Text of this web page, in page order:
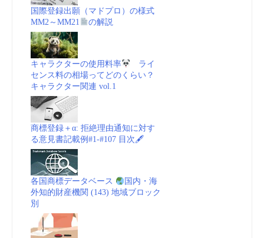
国際登録出願（マドプロ）の様式
MM2～MM21
の解説
キャラクターの使用料率
ライ
センス料の相場ってどのくらい？
キャラクター関連 vol.1
商標登録＋α: 拒絶理由通知に対す
る意見書記載例#1-#107 目次🖋
各国商標データベース
国内・海
外知的財産機関 (143) 地域ブロック
別